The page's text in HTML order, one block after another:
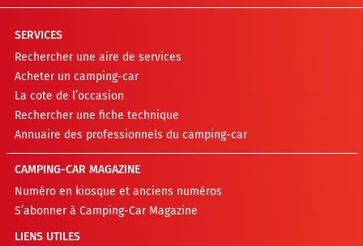
SERVICES
Rechercher une aire de services
Acheter un camping-car
La cote de l’occasion
Rechercher une fiche technique
Annuaire des professionnels du camping-car
CAMPING-CAR MAGAZINE
Numéro en kiosque et anciens numéros
S’abonner à Camping-Car Magazine
LIENS UTILES